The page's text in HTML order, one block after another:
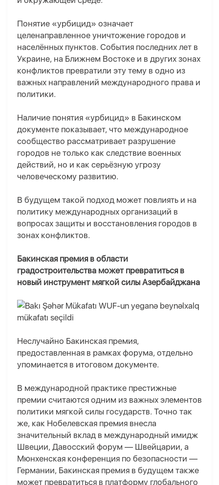
Понятие «урбицид» означает
целенаправленное уничтожение городов и
населённых пунктов. События последних лет в
Украине, на Ближнем Востоке и в других зонах
конфликтов превратили эту тему в одно из
важных направлений международного права и
политики.
Наличие понятия «урбицид» в Бакинском
документе показывает, что международное
сообщество рассматривает разрушение
городов не только как следствие военных
действий, но и как серьёзную угрозу
человеческому развитию.
В будущем такой подход может повлиять и на
политику международных организаций в
вопросах защиты и восстановления городов в
зонах конфликтов.
Бакинская премия в области
градостроительства может превратиться в
новый инструмент мягкой силы Азербайджана
Неслучайно Бакинская премия,
предоставленная в рамках форума, отдельно
упоминается в итоговом документе.
В международной практике престижные
премии считаются одним из важных элементов
политики мягкой силы государств. Точно так
же, как Нобелевская премия внесла
значительный вклад в международный имидж
Швеции, Давосский форум — Швейцарии, а
Мюнхенская конференция по безопасности —
Германии, Бакинская премия в будущем также
может превратиться в платформу глобального